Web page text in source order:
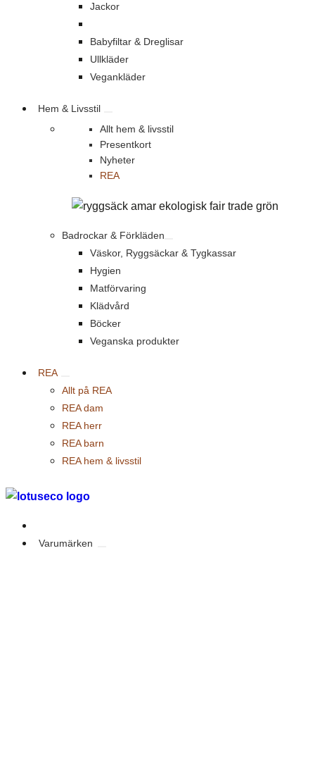
Jackor
Babyfiltar & Dreglisar
Ullkläder
Vegankläder
Hem & Livsstil
Allt hem & livsstil
Presentkort
Nyheter
REA
Badrockar & Förkläden
Väskor, Ryggsäckar & Tygkassar
Hygien
Matförvaring
Klädvård
Böcker
Veganska produkter
REA
Allt på REA
REA dam
REA herr
REA barn
REA hem & livsstil
Varumärken